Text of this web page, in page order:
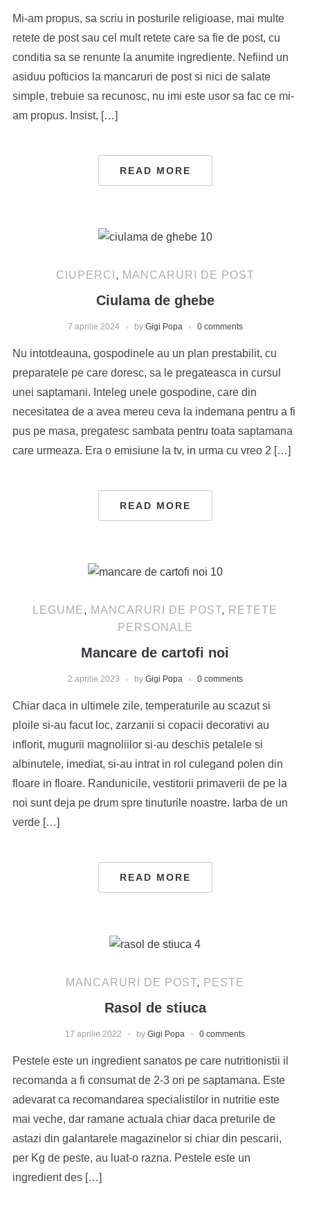
Mi-am propus, sa scriu in posturile religioase, mai multe
retete de post sau cel mult retete care sa fie de post, cu
conditia sa se renunte la anumite ingrediente. Nefiind un
asiduu pofticios la mancaruri de post si nici de salate
simple, trebuie sa recunosc, nu imi este usor sa fac ce mi-
am propus. Insist, […]
READ MORE
CIUPERCI , MANCARURI DE POST
Ciulama de ghebe
7 aprilie 2024 by Gigi Popa 0 comments
Nu intotdeauna, gospodinele au un plan prestabilit, cu
preparatele pe care doresc, sa le pregateasca in cursul
unei saptamani. Inteleg unele gospodine, care din
necesitatea de a avea mereu ceva la indemana pentru a fi
pus pe masa, pregatesc sambata pentru toata saptamana
care urmeaza. Era o emisiune la tv, in urma cu vreo 2 […]
READ MORE
LEGUME, MANCARURI DE POST, RETETE
PERSONALE
Mancare de cartofi noi
2 aprilie 2023 by Gigi Popa 0 comments
Chiar daca in ultimele zile, temperaturile au scazut si
ploile si-au facut loc, zarzanii si copacii decorativi au
inflorit, mugurii magnoliilor si-au deschis petalele si
albinutele, imediat, si-au intrat in rol culegand polen din
floare in floare. Randunicile, vestitorii primaverii de pe la
noi sunt deja pe drum spre tinuturile noastre. Iarba de un
verde […]
READ MORE
MANCARURI DE POST, PESTE
Rasol de stiuca
17 aprilie 2022 by Gigi Popa 0 comments
Pestele este un ingredient sanatos pe care nutritionistii il
recomanda a fi consumat de 2-3 ori pe saptamana. Este
adevarat ca recomandarea specialistilor in nutritie este
mai veche, dar ramane actuala chiar daca preturile de
astazi din galantarele magazinelor si chiar din pescarii,
per Kg de peste, au luat-o razna. Pestele este un
ingredient des […]